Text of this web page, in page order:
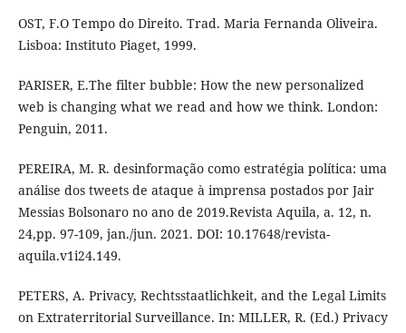
OST, F.O Tempo do Direito. Trad. Maria Fernanda Oliveira.
Lisboa: Instituto Piaget, 1999.
PARISER, E.The filter bubble: How the new personalized
web is changing what we read and how we think. London:
Penguin, 2011.
PEREIRA, M. R. desinformação como estratégia política: uma
análise dos tweets de ataque à imprensa postados por Jair
Messias Bolsonaro no ano de 2019.Revista Aquila, a. 12, n.
24,pp. 97-109, jan./jun. 2021. DOI: 10.17648/revista-
aquila.v1i24.149.
PETERS, A. Privacy, Rechtsstaatlichkeit, and the Legal Limits
on Extraterritorial Surveillance. In: MILLER, R. (Ed.) Privacy